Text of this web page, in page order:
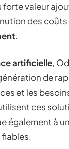
forte valeur
des coûts
.
artificielle,
de
et les
ces
également à